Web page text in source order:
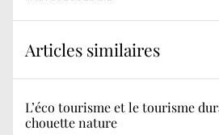
Articles similaires
L’éco tourisme et le tourisme
chouette nature